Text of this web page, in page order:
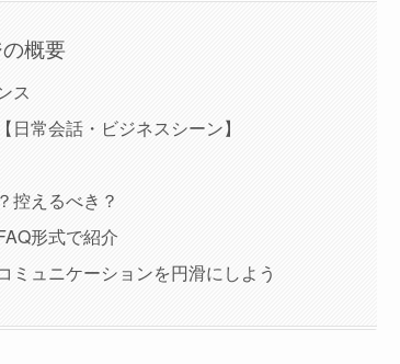
概要
ス
日常会話・ビジネスシーン】
控えるべき？
形式で紹介
ミュニケーションを円滑にしよう